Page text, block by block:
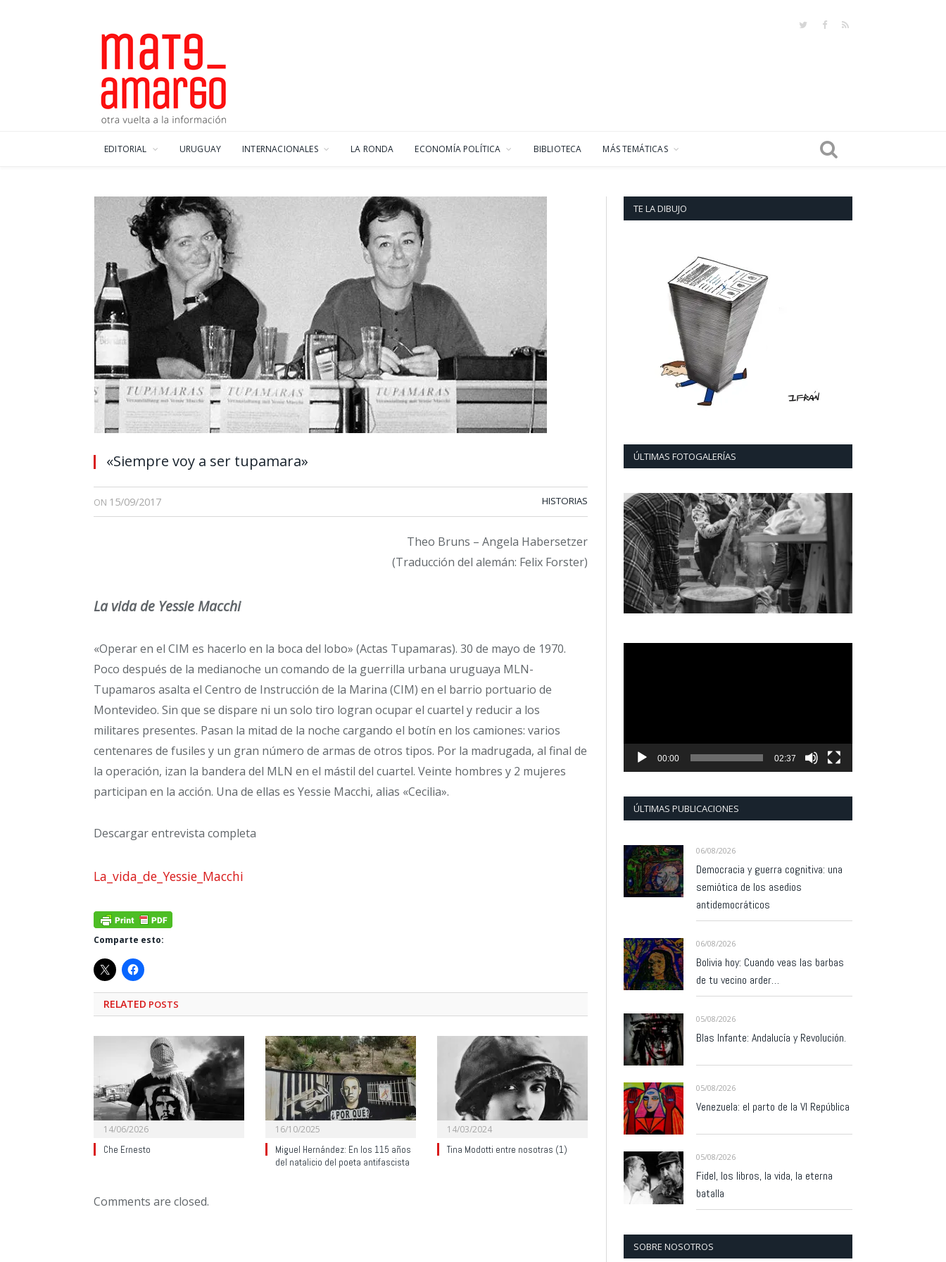
TwitterFacebook
RSS
EDITORIAL URUGUAY INTERNACIONALES LA RONDA ECONOMÍA POLÍTICA BIBLIOTECA MÁS TEMÁTICAS
«Siempre voy a ser tupamara»
ON 15/09/2017 HISTORIAS
Theo Bruns – Angela Habersetzer
(Traducción del alemán: Felix Forster)
La vida de Yessie Macchi
«Operar en el CIM es hacerlo en la boca del lobo» (Actas Tupamaras). 30 de mayo de 1970.
Poco después de la medianoche un comando de la guerrilla urbana uruguaya MLN-
Tupamaros asalta el Centro de Instrucción de la Marina (CIM) en el barrio portuario de
Montevideo. Sin que se dispare ni un solo tiro logran ocupar el cuartel y reducir a los
militares presentes. Pasan la mitad de la noche cargando el botín en los camiones: varios
centenares de fusiles y un gran número de armas de otros tipos. Por la madrugada, al final de
la operación, izan la bandera del MLN en el mástil del cuartel. Veinte hombres y 2 mujeres
participan en la acción. Una de ellas es Yessie Macchi, alias «Cecilia».
Descargar entrevista completa
La_vida_de_Yessie_Macchi
Comparte esto:
RELATED POSTS
14/06/2026
Che Ernesto
16/10/2025
Miguel Hernández: En los 115 años
del natalicio del poeta antifascista
14/03/2024
Tina Modotti entre nosotras (1)
Comments are closed.
TE LA DIBUJO
ÚLTIMAS FOTOGALERÍAS
00:00 02:37
ÚLTIMAS PUBLICACIONES
06/08/2026
Democracia y guerra cognitiva: una
semiótica de los asedios
antidemocráticos
06/08/2026
Bolivia hoy: Cuando veas las barbas
de tu vecino arder…
05/08/2026
Blas Infante: Andalucía y Revolución.
05/08/2026
Venezuela: el parto de la VI República
05/08/2026
Fidel, los libros, la vida, la eterna
batalla
SOBRE NOSOTROS